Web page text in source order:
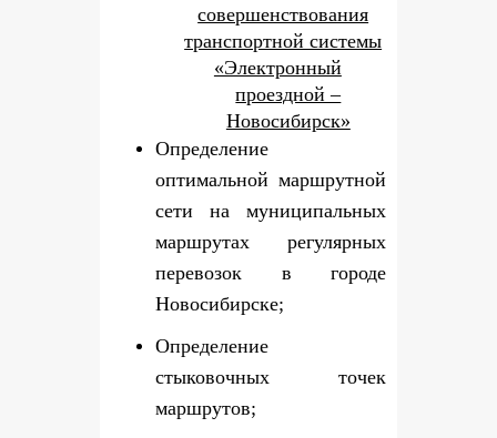
совершенствования
транспортной системы
«Электронный
проездной –
Новосибирск»
Определение
оптимальной маршрутной
сети на муниципальных
маршрутах регулярных
перевозок в городе
Новосибирске;
Определение
стыковочных точек
маршрутов;